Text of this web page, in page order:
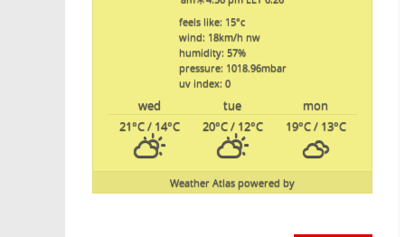
feels like: 15°c
wind: 18km/h nw
humidity: 57%
pressure: 1018.96mbar
uv index: 0
mon
tue
wed
19°C/ 13°C
20°C/ 12°C
21°C/ 14°C
powered by
Weather Atlas